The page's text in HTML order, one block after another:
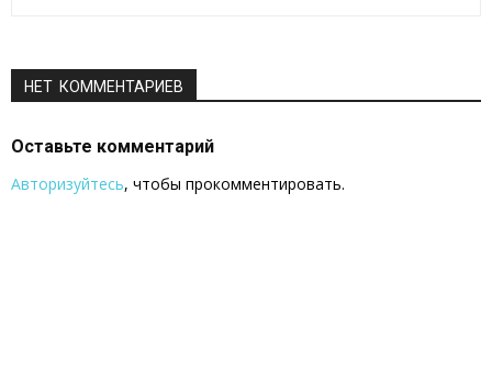
НЕТ КОММЕНТАРИЕВ
Оставьте комментарий
Авторизуйтесь, чтобы прокомментировать.